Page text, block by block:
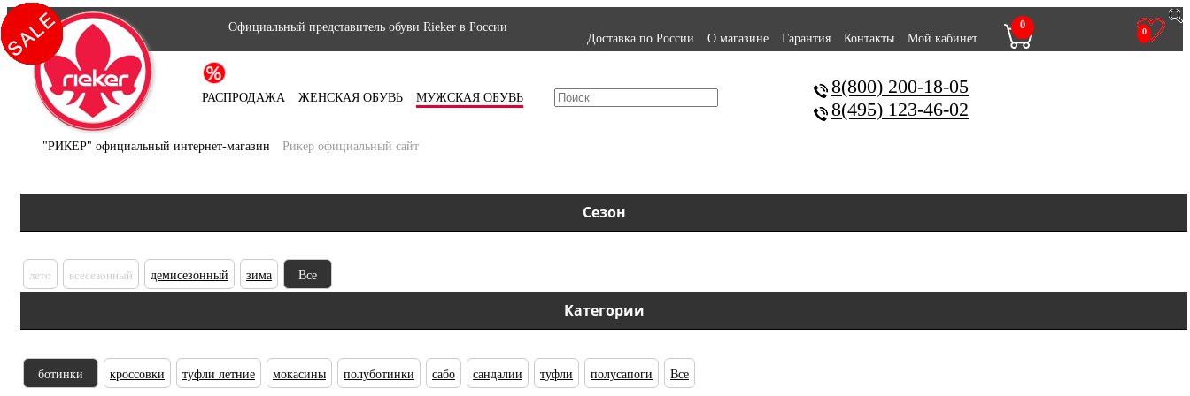
0
0
Официальный представитель обуви Rieker в России
Доставка по России
О магазине Гарантия Контакты Мой кабинет
РАСПРОДАЖА ЖЕНСКАЯ ОБУВЬ МУЖСКАЯ ОБУВЬ
8(800) 200-18-05
8(495) 123-46-02
"РИКЕР" официальный интернет-магазин Рикер официальный сайт
Сезон
лето всесезонный демисезонный зима Все
Категории
ботинки кроссовки туфли летние мокасины полуботинки сабо сандалии туфли полусапоги Все